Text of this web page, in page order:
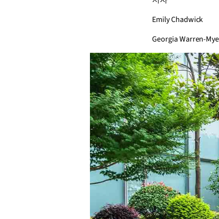
Emily Chadwick
Georgia Warren-